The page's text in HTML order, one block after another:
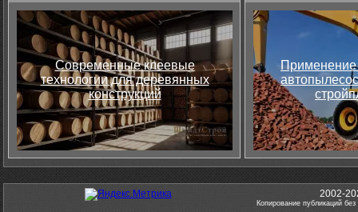
Современные клеевые
технологии для деревянных
конструкций
Применение
2002-
Копирование публикаций